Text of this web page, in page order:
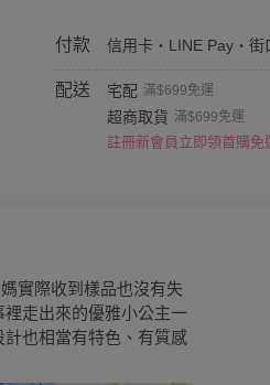
付款 信用卡・LINE Pay・街
配送 宅配 滿$699免運
超商取貨 滿$699免運
註冊新會員立即領首購免
實際收到樣品也沒有失
走出來的優雅小公主一
計也相當有特色、有質感